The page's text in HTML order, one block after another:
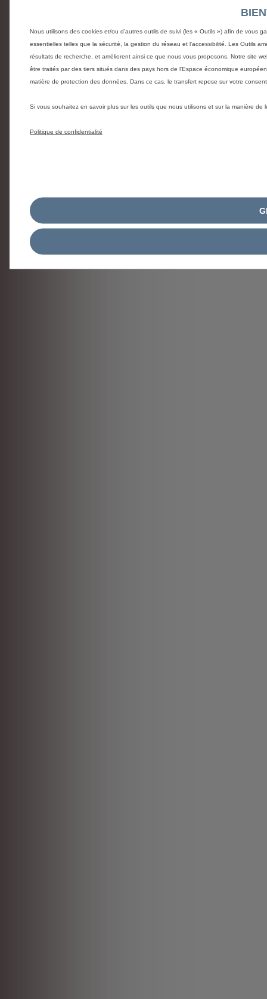
Nous utilisons des cookies et/ou d’autres outils de suivi (les « Outils ») afin de vous
essentielles telles que la sécurité, la gestion du réseau et l’accessibilité. Les Outils
résultats de recherche, et améliorent ainsi ce que nous vous proposons. Notre site
être traités par des tiers situés dans des pays hors de l'Espace économique
matière de protection des données. Dans ce cas, le transfert repose sur votre
Si vous souhaitez en savoir plus sur les outils que nous utilisons et sur la manière
Politique de confidentialité